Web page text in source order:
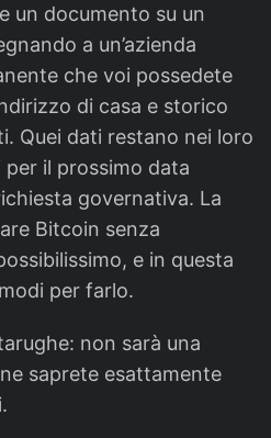
un documento su un
a un’azienda
che voi possedete
di casa e storico
Quei dati restano nei loro
il prossimo data
governativa. La
Bitcoin senza
e in questa
per farlo.
non sarà una
saprete esattamente